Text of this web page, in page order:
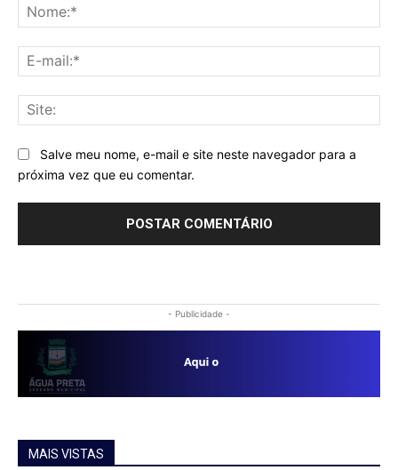
Salve meu nome, e-mail e site neste navegador para a
próxima vez que eu comentar.
- Publicidade -
MAIS VISTAS